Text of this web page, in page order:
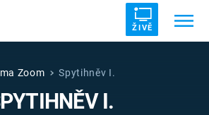
ŽIVĚ
UFO DRUHÁ SVĚTOVÁ VÁLKA
DÁVNOVĚKU
Zoom Spytihněv I.
I.